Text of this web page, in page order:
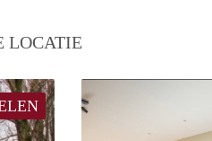
LOCATIE